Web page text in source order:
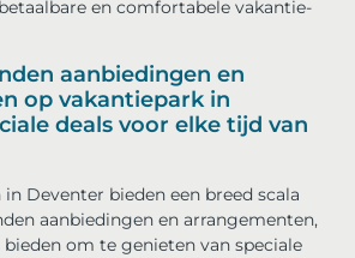
en comfortabele vakantie-
aanbiedingen en
op vakantiepark in
deals voor elke tijd van
Deventer bieden een breed scala
aanbiedingen en arrangementen,
bieden om te genieten van speciale